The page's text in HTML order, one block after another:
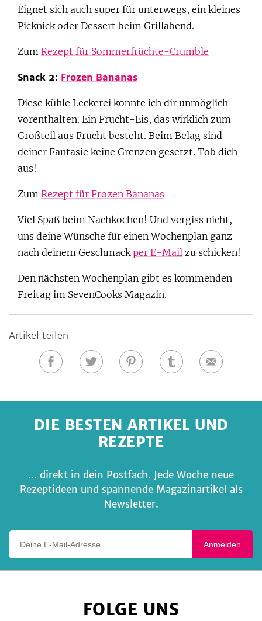
Eignet sich auch super für unterwegs, ein kleines
Picknick oder Dessert beim Grillabend.
Zum Rezept für Sommerfrüchte-Crumble
Snack 2: Frozen Bananas
Diese kühle Leckerei konnte ich dir unmöglich
vorenthalten. Ein Frucht-Eis, das wirklich zum
Großteil aus Frucht besteht. Beim Belag sind
deiner Fantasie keine Grenzen gesetzt. Tob dich
aus!
Zum Rezept für Frozen Bananas
Viel Spaß beim Nachkochen! Und vergiss nicht,
uns deine Wünsche für einen Wochenplan ganz
nach deinem Geschmackper E-Mail zu schicken!
Den nächsten Wochenplan gibt es kommenden
Freitag im SevenCooks Magazin.
Artikel teilen
Auf
teilen
Auf
teilen
Auf
teilen
Auf
teilen
E-
DIE BESTEN ARTIKEL UND
REZEPTE
... direkt in dein Postfach. Jede Woche neue
Rezeptideen und spannende Magazinartikel als
Newsletter.
Anmelden
FOLGE UNS